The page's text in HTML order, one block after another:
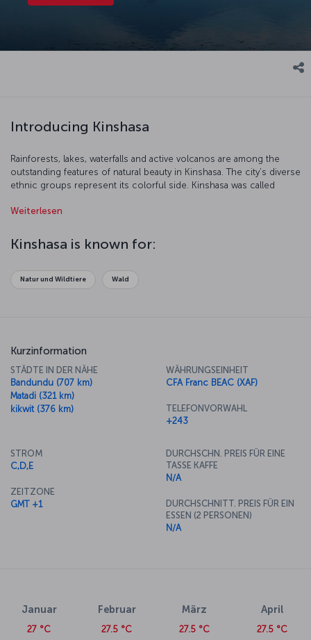
Introducing Kinshasa
Rainforests, lakes, waterfalls and active volcanos are among the
outstanding features of natural beauty in Kinshasa. The city’s diverse
ethnic groups represent its colorful side. Kinshasa was called
the legal name of this old city since 1967. Kinshasa is a great city for
Weiterlesen
Kinshasa is known for:
Natur und Wildtiere Wald
Kurzinformation
STÄDTE IN DER NÄHE
Bandundu (707 km)
Matadi (321 km)
kikwit (376 km)
WÄHRUNGSEINHEIT
CFA Franc BEAC (XAF)
TELEFONVORWAHL
+243
STROM
C,D,E
ZEITZONE
GMT +1
DURCHSCHN. PREIS FÜR EINE
TASSE KAFFE
N/A
DURCHSCHNITT. PREIS FÜR EIN
ESSEN (2 PERSONEN)
N/A
Januar
27 °C
Februar
27.5 °C
März
27.5 °C
April
27.5 °C